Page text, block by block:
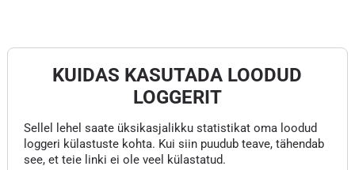
KUIDAS KASUTADA LOODUD
LOGGERIT
Sellel lehel saate üksikasjalikku statistikat oma loodud
loggeri külastuste kohta. Kui siin puudub teave, tähendab
see, et teie linki ei ole veel külastatud.